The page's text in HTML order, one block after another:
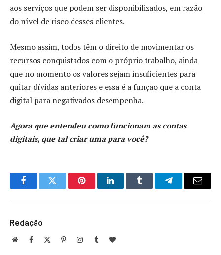
aos serviços que podem ser disponibilizados, em razão
do nível de risco desses clientes.
Mesmo assim, todos têm o direito de movimentar os
recursos conquistados com o próprio trabalho, ainda
que no momento os valores sejam insuficientes para
quitar dívidas anteriores e essa é a função que a conta
digital para negativados desempenha.
Agora que entendeu como funcionam as contas
digitais, que tal criar uma para você?
FacebookTwitter PinterestLinkedInTumblr TelegramEmail
Redação
WebsiteFacebook PinterestInstagram
TumblrBlogLovin